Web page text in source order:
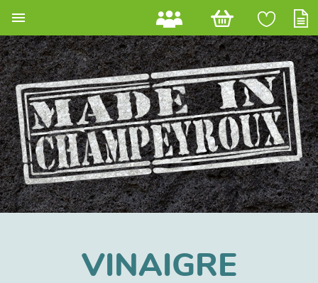

VINAIGRE